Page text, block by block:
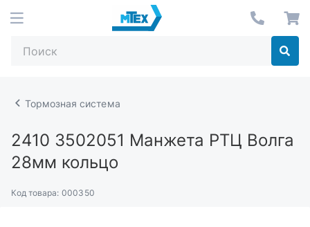
Тормозная система
2410 3502051 Манжета РТЦ Волга
28мм кольцо
Код товара: 000350